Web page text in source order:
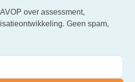
over assessment,
Geen spam,